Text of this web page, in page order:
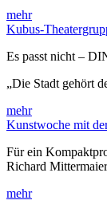
mehr
Kubus-
Es passt nicht –
„Die Stadt gehört
mehr
Kunstwoche mit
Für ein
Richard
mehr